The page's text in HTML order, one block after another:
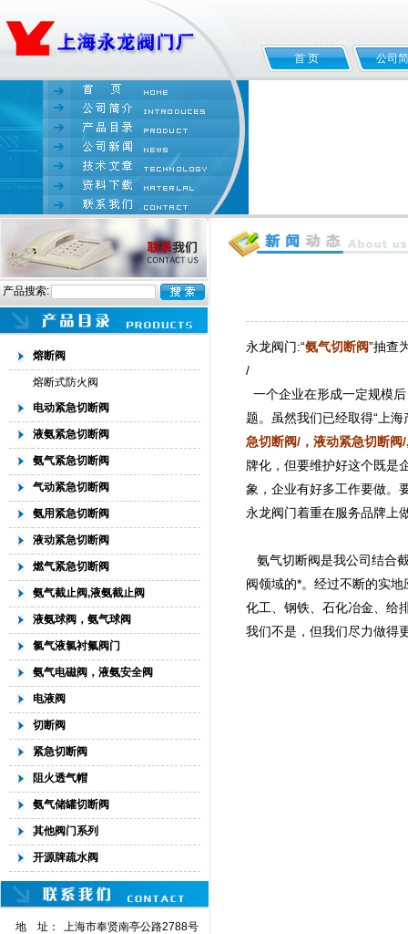
首 页 公司
产品搜索:
熔断阀
熔断式防火阀
电动紧急切断阀
液氨紧急切断阀
氨气紧急切断阀
气动紧急切断阀
氨用紧急切断阀
液动紧急切断阀
燃气紧急切断阀
氨气截止阀,液氨截止阀
液氨球阀，氨气球阀
氯气液氯衬氟阀门
氨气电磁阀，液氨安全阀
电液阀
切断阀
紧急切断阀
阻火透气帽
氨气储罐切断阀
其他阀门系列
开源牌疏水阀
地 址：
上海市奉贤南亭公路2788号
永龙阀门:“氨气切断阀”抽查
/
一个企业在形成一定规模
题。虽然我们已经取得“上
急切断阀/ ， 液动紧急切断阀/
牌化，但要维护好这个既是
象，企业有好多工作要做。
永龙阀门着重在服务品牌上
氨气切断阀是我公司结合
阀领域的*。经过不断的实
化工、钢铁、石化冶金、给
我们不是，但我们尽力做得